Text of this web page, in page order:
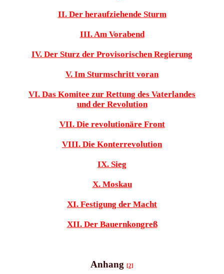
II. Der heraufziehende Sturm
III. Am Vorabend
IV. Der Sturz der Provisorischen Regierung
V. Im Sturmschritt voran
VI. Das Komitee zur Rettung des Vaterlandes
und der Revolution
VII. Die revolutionäre Front
VIII. Die Konterrevolution
IX. Sieg
X. Moskau
XI. Festigung der Macht
XII. Der Bauernkongreß
Anhang [2]